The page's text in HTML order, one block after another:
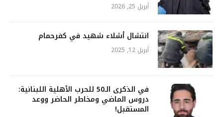
أبريل 25, 2026
انتشال أشلاء شهيد في كفرحمام
أبريل 12, 2025
في الذكرى الـ50 للحرب الأهلية اللبنانية:
دروس الماضي ومخاطر الحاضر ووعد
المستقبل!